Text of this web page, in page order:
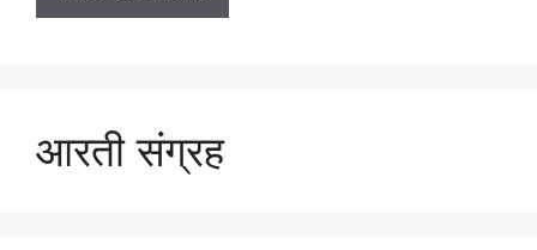
आरती संग्रह